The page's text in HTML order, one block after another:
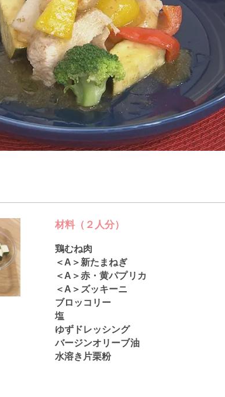
材料（２人分）
鶏むね肉
＜A＞新たまねぎ
＜A＞赤・黄パプリカ
＜A＞ズッキーニ
ブロッコリー
塩
ゆずドレッシング
バージンオリーブ油
水溶き片栗粉